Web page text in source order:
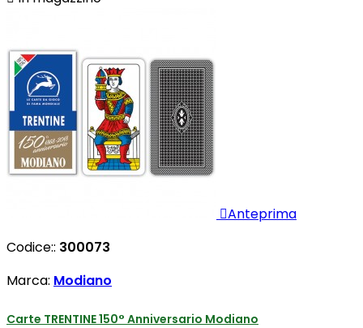
Anteprima
Codice:: 300073
Marca: Modiano
Carte TRENTINE 150° Anniversario Modiano